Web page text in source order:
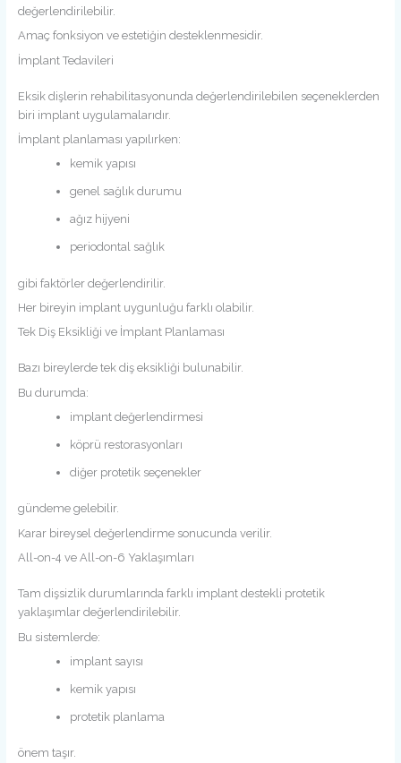
değerlendirilebilir.
Amaç fonksiyon ve estetiğin desteklenmesidir.
İmplant Tedavileri
Eksik dişlerin rehabilitasyonunda değerlendirilebilen seçeneklerden
biri implant uygulamalarıdır.
İmplant planlaması yapılırken:
kemik yapısı
genel sağlık durumu
ağız hijyeni
periodontal sağlık
gibi faktörler değerlendirilir.
Her bireyin implant uygunluğu farklı olabilir.
Tek Diş Eksikliği ve İmplant Planlaması
Bazı bireylerde tek diş eksikliği bulunabilir.
Bu durumda:
implant değerlendirmesi
köprü restorasyonları
diğer protetik seçenekler
gündeme gelebilir.
Karar bireysel değerlendirme sonucunda verilir.
All-on-4 ve All-on-6 Yaklaşımları
Tam dişsizlik durumlarında farklı implant destekli protetik
yaklaşımlar değerlendirilebilir.
Bu sistemlerde:
implant sayısı
kemik yapısı
protetik planlama
önem taşır.